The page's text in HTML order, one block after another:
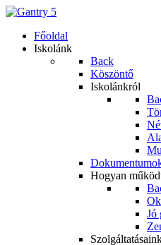
Főoldal
Iskolánk
Back
Köszöntő
Iskolánkról
Hogyan
Jó